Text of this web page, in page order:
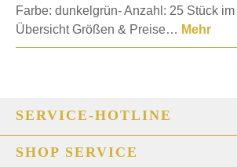
Farbe: dunkelgrün- Anzahl: 25 Stück im
Übersicht Größen & Preise… Mehr
SERVICE-HOTLINE
SHOP SERVICE